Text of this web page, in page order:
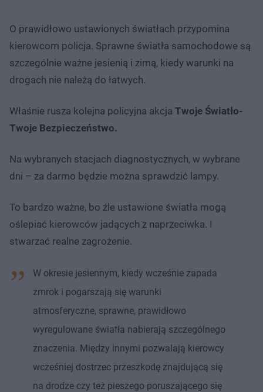
O prawidłowo ustawionych światłach przypomina
kierowcom policja. Sprawne światła samochodowe są
szczególnie ważne jesienią i zimą, kiedy warunki na
drogach nie należą do łatwych.
Właśnie rusza kolejna policyjna akcja Twoje Światło-
Twoje Bezpieczeństwo.
Na wybranych stacjach diagnostycznych, w wybrane
dni – za darmo będzie można sprawdzić lampy.
To bardzo ważne, bo źle ustawione światła mogą
oślepiać kierowców jadących z naprzeciwka. I
stwarzać realne zagrożenie.
W okresie jesiennym, kiedy wcześnie zapada
zmrok i pogarszają się warunki
atmosferyczne, sprawne, prawidłowo
wyregulowane światła nabierają szczególnego
znaczenia. Między innymi pozwalają kierowcy
wcześniej dostrzec przeszkodę znajdującą się
na drodze czy też pieszego poruszającego się